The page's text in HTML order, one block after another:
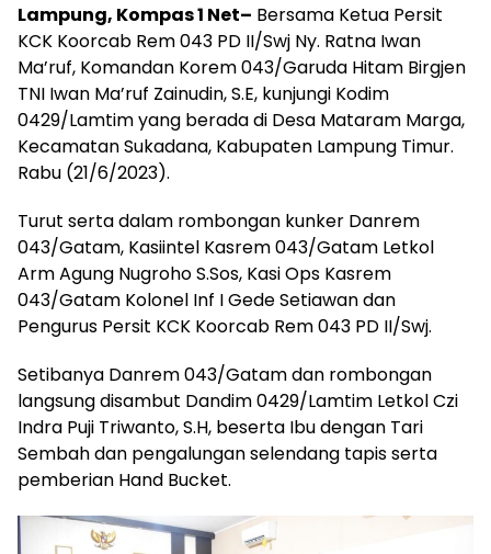
Lampung, Kompas 1 Net– Bersama Ketua Persit
KCK Koorcab Rem 043 PD II/Swj Ny. Ratna Iwan
Ma’ruf, Komandan Korem 043/Garuda Hitam Birgjen
TNI Iwan Ma’ruf Zainudin, S.E, kunjungi Kodim
0429/Lamtim yang berada di Desa Mataram Marga,
Kecamatan Sukadana, Kabupaten Lampung Timur.
Rabu (21/6/2023).
Turut serta dalam rombongan kunker Danrem
043/Gatam, Kasiintel Kasrem 043/Gatam Letkol
Arm Agung Nugroho S.Sos, Kasi Ops Kasrem
043/Gatam Kolonel Inf I Gede Setiawan dan
Pengurus Persit KCK Koorcab Rem 043 PD II/Swj.
Setibanya Danrem 043/Gatam dan rombongan
langsung disambut Dandim 0429/Lamtim Letkol Czi
Indra Puji Triwanto, S.H, beserta Ibu dengan Tari
Sembah dan pengalungan selendang tapis serta
pemberian Hand Bucket.